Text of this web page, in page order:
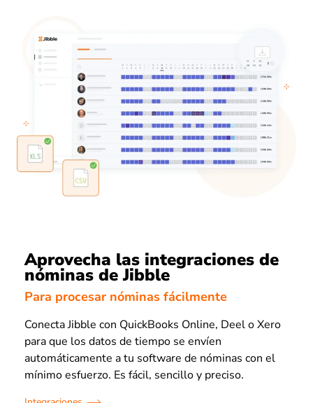
Aprovecha las integraciones de
nóminas de Jibble
Para procesar nóminas fácilmente
Conecta Jibble con QuickBooks Online, Deel o Xero
para que los datos de tiempo se envíen
automáticamente a tu software de nóminas con el
mínimo esfuerzo. Es fácil, sencillo y preciso.